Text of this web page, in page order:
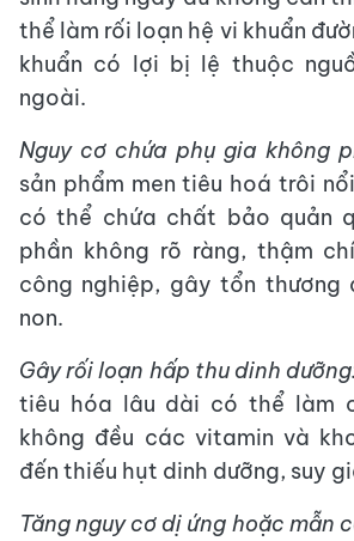
thể làm rối loạn hệ vi khuẩn
khuẩn có lợi bị lệ thuộc
ngoài.
Nguy cơ chứa phụ gia không
sản phẩm men tiêu hoá trôi
có thể chứa chất bảo quản
phần không rõ ràng, thậm
công nghiệp, gây tổn thương
non.
Gây rối loạn hấp thu dinh
tiêu hóa lâu dài có thể làm
không đều các vitamin và
đến thiếu hụt dinh dưỡng, suy
Tăng nguy cơ dị ứng hoặc mẫn